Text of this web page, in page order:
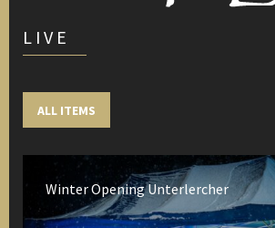
LIVE
ALL ITEMS
Winter Opening Unterlercher